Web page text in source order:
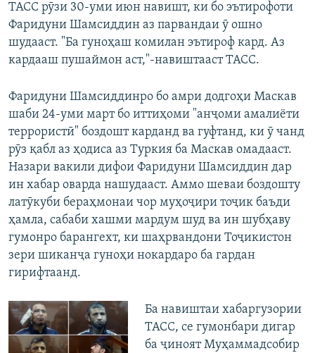
ТАСС рӯзи 30-уми июн навишт, ки бо эътирофоти
Фаридуни Шамсиддин аз парвандаи ӯ ошно
шудааст. "Ба гуноҳаш комилан эътироф кард. Аз
кардааш пушаймон аст,"-навиштааст ТАСС.
Фаридуни Шамсиддинро бо амри додгоҳи Маскав
шаби 24-уми март бо иттиҳоми "анҷоми амалиёти
террористӣ" боздошт карданд ва гуфтанд, ки ӯ чанд
рӯз қабл аз ҳодиса аз Туркия ба Маскав омадааст.
Назари вакили дифои Фаридуни Шамсиддин дар
ин хабар оварда нашудааст. Аммо шеваи боздошту
латӯкуби бераҳмонаи чор муҳоҷири тоҷик баъди
ҳамла, сабаби хашми мардум шуд ва ин шубҳаву
гумонро барангехт, ки шаҳрвандони Тоҷикистон
зери шиканҷа гуноҳи нокардаро ба гардан
гирифтаанд.
Ба навиштаи хабаргузории
ТАСС, се гумонбари дигар
ба ҷиноят Муҳаммадсобир